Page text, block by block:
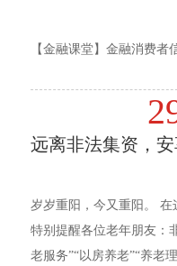
【金融课堂】金融消费者
远离非法集资，
岁岁重阳，今又重阳。
特别提醒各位老年朋友：
老服务”“以房养老”“养老